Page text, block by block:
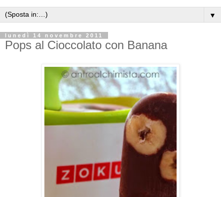
▼
lunedì 14 novembre 2011
Pops al Cioccolato con Banana